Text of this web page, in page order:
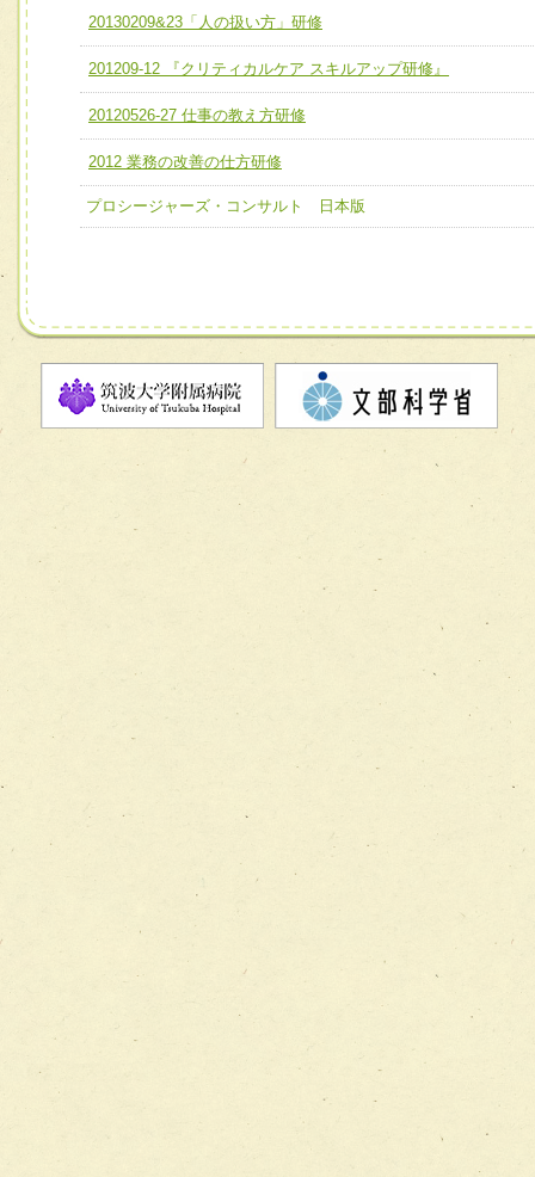
ユニット１ 医療人としての基礎能力
全人的医療を実践する医療人として、必要な基礎能力を身
ける
ユニット２ チーム医療構成力
必要に応じて柔軟に医療チームを組織し、強調できる
ユニット３ 多職種連携力
他職種の視点とスキルを学び、相互理解と連携を深める
チーム01【病院内横断的問題解決チーム】
チーム02【地域医療連携推進による高度医療を必要とする
宅患者等支援チーム】
チーム03【癌患者服薬サポートチーム】
チーム04【口腔ケアチーム】
チーム07【病院職員に対する院内感染対策教育チーム】
チーム08【地域関係機関と連携した小児リハビリテーショ
チーム】
チーム09【術前から始める周術期リハビリテーションチー
チーム11【摂食・嚥下サポートチーム】
チーム13【非がんに対する緩和ケアチーム】
20130209&23「人の扱い方」研修
201209-12 『クリティカルケア スキルアップ研修』
20120526-27 仕事の教え方研修
2012 業務の改善の仕方研修
プロシージャーズ・コンサルト 日本版